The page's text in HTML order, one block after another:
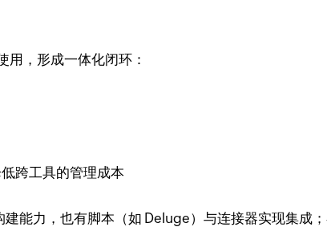
用，形成一体化闭环：
跨工具的管理成本
建能力，也有脚本（如 Deluge）与连接器实现集成